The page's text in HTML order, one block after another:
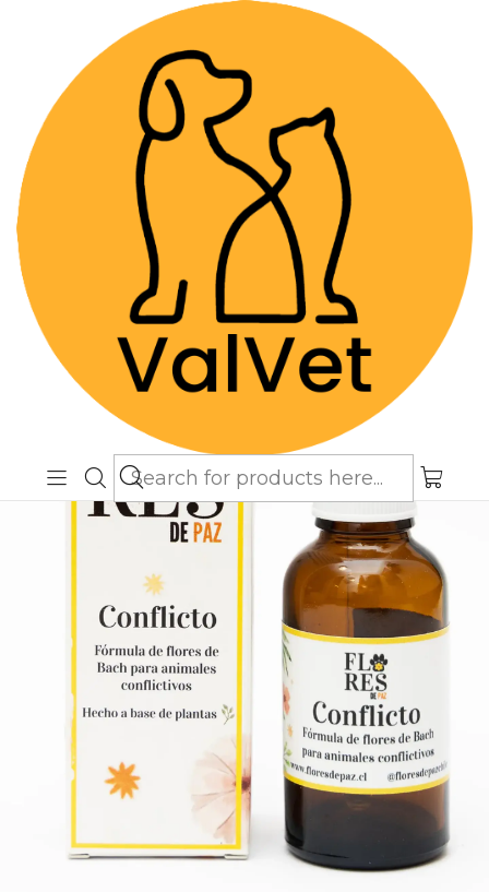
Despacho GRATIS por compras sobre
$89.990(Válido desde Coquimbo hasta Los
Lagos)
Home Farmacia Veterinaria
Terapias Naturales
Conflicto - Flores de Paz